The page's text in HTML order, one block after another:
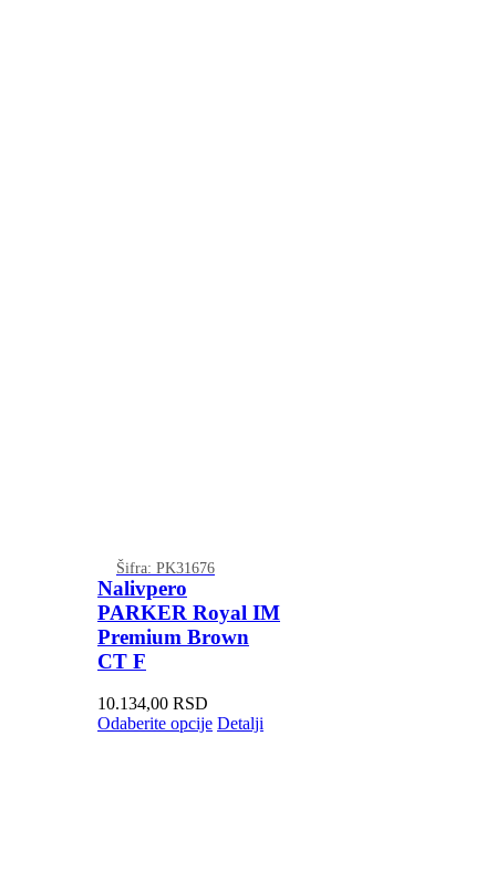
Šifra: PK31676
Nalivpero
PARKER Royal IM
Premium Brown
CT F
10.134,00 RSD
Odaberite opcije Detalji